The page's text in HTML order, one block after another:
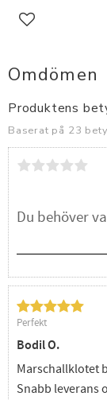
Omdömen
Produktens
Baserat på 23
Perfekt
Bodil O.
Marschallklotet
Snabb leverans
Lägg till i